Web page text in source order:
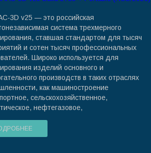
3D v25 — это российская
система трехмерного
ставшая стандартом для тысяч
и сотен тысяч профессиональных
Широко используется для
изделий основного и
производств в таких отраслях
как машиностроение
сельскохозяйственное,
нефтегазовое,